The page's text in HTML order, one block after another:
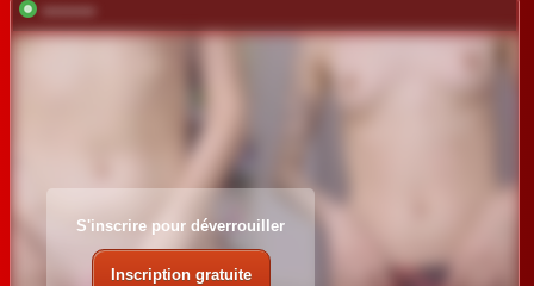
S'inscrire pour déverrouiller
Inscription gratuite